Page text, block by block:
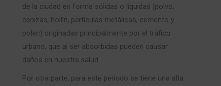
de la ciudad en forma sólidas o líquidas (polvo,
cenizas, hollín, partículas metálicas, cemento y
polen) originadas principalmente por el tráfico
urbano, que al ser absorbidas pueden causar
daños en nuestra salud.
Por otra parte, para este periodo se tiene una alta